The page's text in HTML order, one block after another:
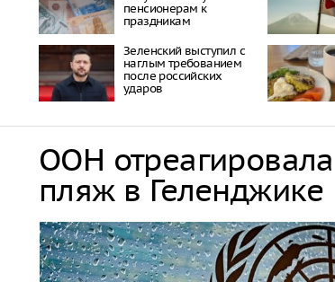
пенсионерам к
праздникам
Зеленский выступил с
наглым требованием
после российских
ударов
ООН
пляж в Геленджике